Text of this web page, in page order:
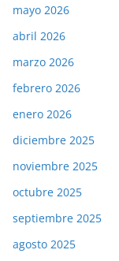
mayo 2026
abril 2026
marzo 2026
febrero 2026
enero 2026
diciembre 2025
noviembre 2025
octubre 2025
septiembre 2025
agosto 2025